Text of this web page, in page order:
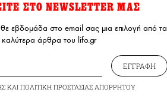
ΣΤΟ NEWSLETTER ΜΑΣ
εβδομάδα στο email σας μια επιλογή από τα
καλύτερα άρθρα του lifo.gr
ΕΓΓΡΑΦΗ
ΚΑΙ ΠΟΛΙΤΙΚΗ ΠΡΟΣΤΑΣΙΑΣ ΑΠΟΡΡΗΤΟΥ